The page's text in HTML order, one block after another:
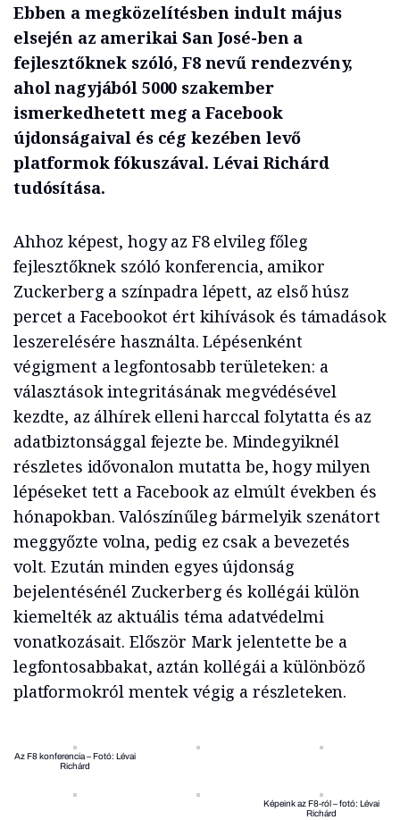
Ebben a megközelítésben indult május
elsején az amerikai San José-ben a
fejlesztőknek szóló, F8 nevű rendezvény,
ahol nagyjából 5000 szakember
ismerkedhetett meg a Facebook
újdonságaival és cég kezében levő
platformok fókuszával. Lévai Richárd
tudósítása.
Ahhoz képest, hogy az F8 elvileg főleg
fejlesztőknek szóló konferencia, amikor
Zuckerberg a színpadra lépett, az első húsz
percet a Facebookot ért kihívások és támadások
leszerelésére használta. Lépésenként
végigment a legfontosabb területeken: a
választások integritásának megvédésével
kezdte, az álhírek elleni harccal folytatta és az
adatbiztonsággal fejezte be. Mindegyiknél
részletes idővonalon mutatta be, hogy milyen
lépéseket tett a Facebook az elmúlt években és
hónapokban. Valószínűleg bármelyik szenátort
meggyőzte volna, pedig ez csak a bevezetés
volt. Ezután minden egyes újdonság
bejelentésénél Zuckerberg és kollégái külön
kiemelték az aktuális téma adatvédelmi
vonatkozásait. Először Mark jelentette be a
legfontosabbakat, aztán kollégái a különböző
platformokról mentek végig a részleteken.
Az F8 konferencia – Fotó: Lévai
Richárd
Képeink az F8-ról – fotó: Lévai
Richárd